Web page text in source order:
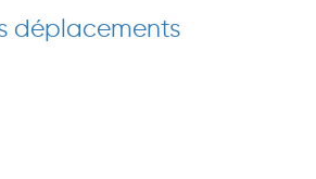
déplacements